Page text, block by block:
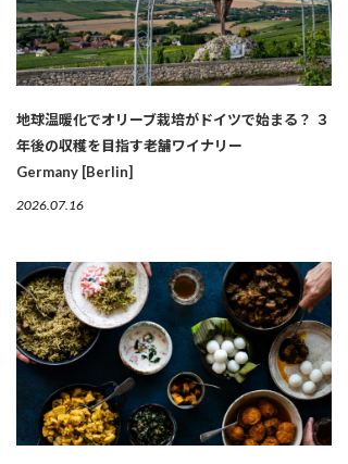
地球温暖化でオリーブ栽培がドイツで始まる？ ３
年後の収穫を目指す老舗ワイナリー
Germany [Berlin]
2026.07.16